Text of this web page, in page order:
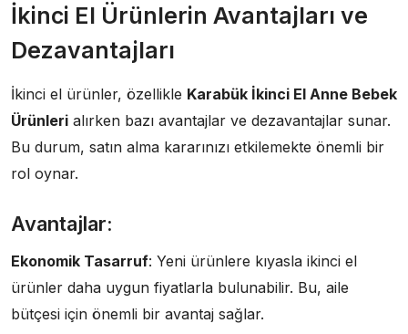
İkinci El Ürünlerin Avantajları ve
Dezavantajları
İkinci el ürünler, özellikle Karabük İkinci El Anne Bebek
Ürünleri alırken bazı avantajlar ve dezavantajlar sunar.
Bu durum, satın alma kararınızı etkilemekte önemli bir
rol oynar.
Avantajlar:
Ekonomik Tasarruf: Yeni ürünlere kıyasla ikinci el
ürünler daha uygun fiyatlarla bulunabilir. Bu, aile
bütçesi için önemli bir avantaj sağlar.